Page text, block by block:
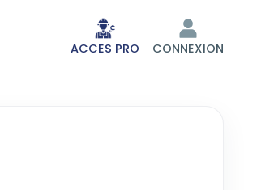
ACCES PRO CONNEXION